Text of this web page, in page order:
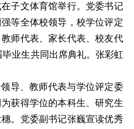
子文体育馆举行。党委书记
等全体校领导，校学位评定
师代表、家长代表、校友代
毕业生共同出席典礼。张彩虹
导、教师代表与学位评定委
获得学位的本科生、研究生
。党委副书记张巍宣读优秀